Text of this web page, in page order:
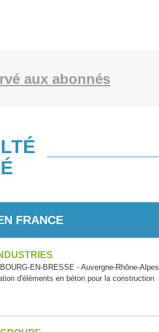
aux abonnés
FRANCE
EN-BRESSE - Auvergne-Rhône-Alpes
d'éléments en béton pour la construction